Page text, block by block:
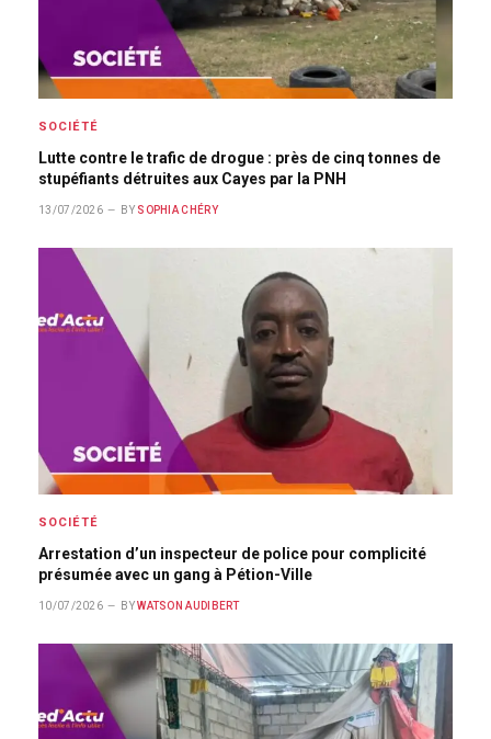
SOCIÉTÉ
Lutte contre le trafic de drogue : près de cinq tonnes de
stupéfiants détruites aux Cayes par la PNH
13/07/2026 BY SOPHIA CHÉRY
SOCIÉTÉ
Arrestation d’un inspecteur de police pour complicité
présumée avec un gang à Pétion-Ville
10/07/2026 BY WATSON AUDIBERT